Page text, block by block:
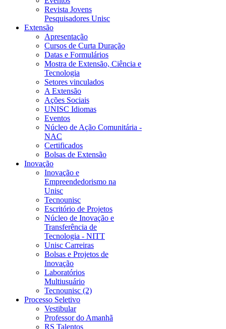
Revista Jovens
Pesquisadores Unisc
Extensão
Apresentação
Cursos de Curta Duração
Datas e Formulários
Mostra de Extensão, Ciência e
Tecnologia
Setores vinculados
A Extensão
Ações Sociais
UNISC Idiomas
Eventos
Núcleo de Ação Comunitária -
NAC
Certificados
Bolsas de Extensão
Inovação
Inovação e
Empreendedorismo na
Unisc
Tecnounisc
Escritório de Projetos
Núcleo de Inovação e
Transferência de
Tecnologia - NITT
Unisc Carreiras
Bolsas e Projetos de
Inovação
Laboratórios
Multiusuário
Tecnounisc (2)
Processo Seletivo
Vestibular
Professor do Amanhã
RS Talentos